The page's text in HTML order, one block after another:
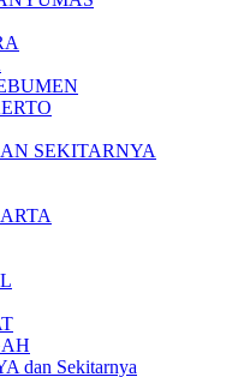
SEKITARNYA
dan Sekitarnya